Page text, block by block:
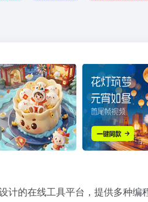
计的在线工具平台，提供多种编